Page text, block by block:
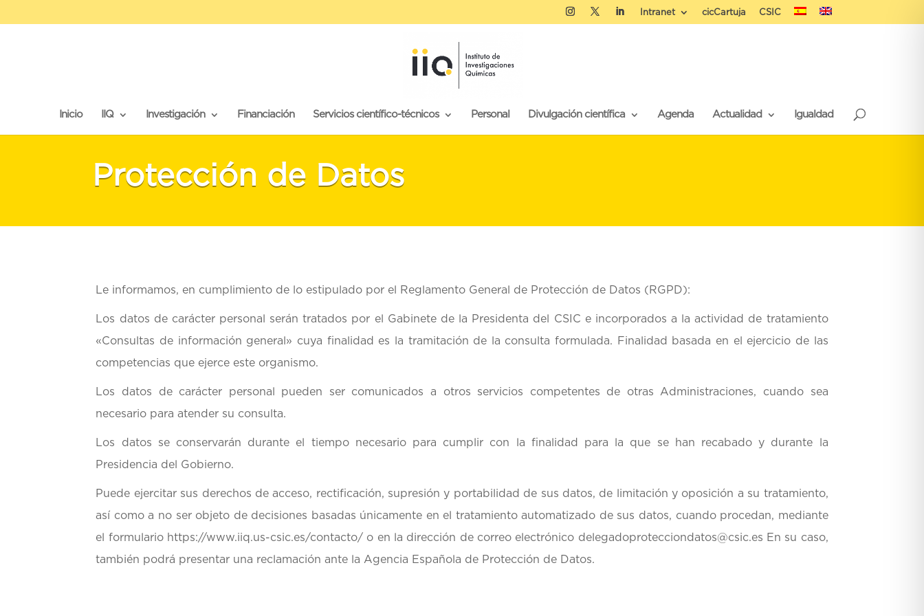
Intranet cicCartuja CSIC
Inicio IIQ Investigación Financiación Servicios científico-técnicos Personal Divulgación científica Agenda Actualidad Igualdad
Protección de Datos
Le informamos, en cumplimiento de lo estipulado por el Reglamento General de Protección de Datos (RGPD):
Los datos de carácter personal serán tratados por el Gabinete de la Presidenta del CSIC e incorporados a la actividad de tratamiento
«Consultas de información general» cuya finalidad es la tramitación de la consulta formulada. Finalidad basada en el ejercicio de las
competencias que ejerce este organismo.
Los datos de carácter personal pueden ser comunicados a otros servicios competentes de otras Administraciones, cuando sea
necesario para atender su consulta.
Los datos se conservarán durante el tiempo necesario para cumplir con la finalidad para la que se han recabado y durante la
Presidencia del Gobierno.
Puede ejercitar sus derechos de acceso, rectificación, supresión y portabilidad de sus datos, de limitación y oposición a su tratamiento,
así como a no ser objeto de decisiones basadas únicamente en el tratamiento automatizado de sus datos, cuando procedan, mediante
el formulario https://www.iiq.us-csic.es/contacto/ o en la dirección de correo electrónico delegadoprotecciondatos@csic.es En su caso,
también podrá presentar una reclamación ante la Agencia Española de Protección de Datos.